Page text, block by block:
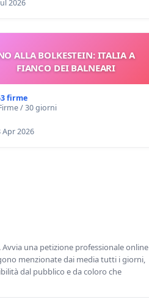
2026
ALLA BOLKESTEIN: ITALIA A
FIANCO DEI BALNEARI
firme
/ 30 giorni
Apr 2026
una petizione professionale online
menzionate dai media tutti i giorni,
dal pubblico e da coloro che